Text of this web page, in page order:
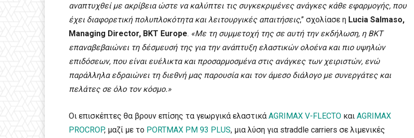
αναπτυχθεί με ακρίβεια ώστε να καλύπτει τις συγκεκριμένες ανάγκες κάθε εφαρμογής, που
έχει διαφορετική πολυπλοκότητα και λειτουργικές απαιτήσεις,” σχολίασε η Lucia Salmaso,
Managing Director, BKT Europe. «Με τη συμμετοχή της σε αυτή την εκδήλωση, η BKT
επαναβεβαιώνει τη δέσμευσή της για την ανάπτυξη ελαστικών ολοένα και πιο υψηλών
επιδόσεων, που είναι ευέλικτα και προσαρμοσμένα στις ανάγκες των χειριστών, ενώ
παράλληλα εδραιώνει τη διεθνή μας παρουσία και τον άμεσο διάλογο με συνεργάτες και
πελάτες σε όλο τον κόσμο.»
Οι επισκέπτες θα βρουν επίσης τα γεωργικά ελαστικά AGRIMAX V-FLECTO και AGRIMAX
PROCROP, μαζί με το PORTMAX PM 93 PLUS, μια λύση για straddle carriers σε λιμενικές